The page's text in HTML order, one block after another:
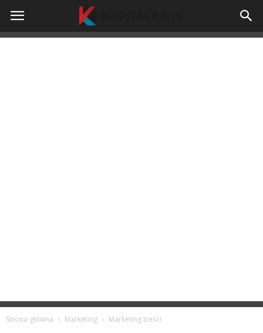
kapitalka.pl
Strona główna Marketing Marketing treści